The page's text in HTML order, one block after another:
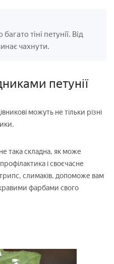
тіні петунії. Від
чахнути.
петунії
можуть не тільки різні
така складна, як може
і своєчасне
слимаків, допоможе вам
фарбами свого